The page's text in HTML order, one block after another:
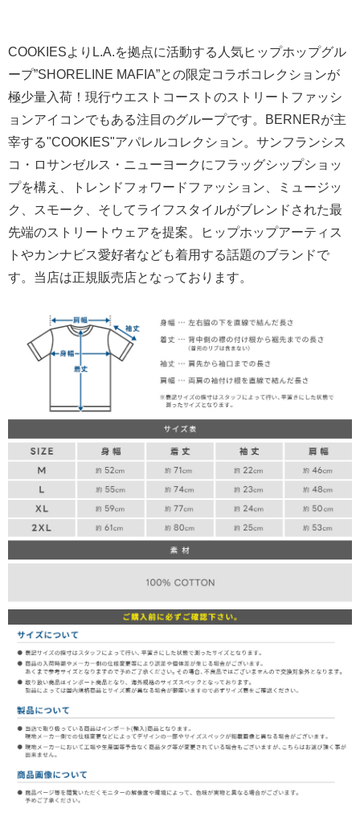
COOKIESよりL.A.を拠点に活動する人気ヒップホップグル
ープ”SHORELINE MAFIA”との限定コラボコレクションが
極少量入荷！現行ウエストコーストのストリートファッシ
ョンアイコンでもある注目のグループです。BERNERが主
宰する"COOKIES"アパレルコレクション。サンフランシス
コ・ロサンゼルス・ニューヨークにフラッグシップショッ
プを構え、トレンドフォワードファッション、ミュージッ
ク、スモーク、そしてライフスタイルがブレンドされた最
先端のストリートウェアを提案。ヒップホップアーティス
トやカンナビス愛好者なども着用する話題のブランドで
す。当店は正規販売店となっております。